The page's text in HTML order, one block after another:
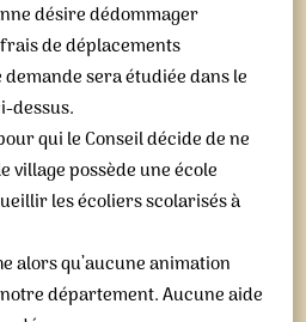
désire dédommager
de déplacements
sera étudiée dans le
dessus.
qui le Conseil décide de ne
village possède une école
les écoliers scolarisés à
alors qu’aucune animation
département. Aucune aide